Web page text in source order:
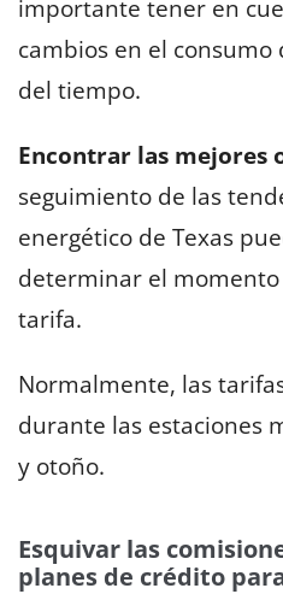
importante tener en
cambios en el consumo
del tiempo.
Encontrar las mejores
seguimiento de las
energético de Texas
determinar el
tarifa.
Normalmente, las
durante las estaciones
y otoño.
Esquivar las
planes de crédito